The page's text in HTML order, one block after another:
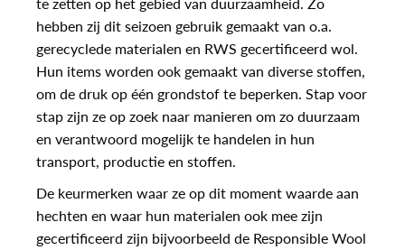
hebben zij dit seizoen gebruik gemaakt van o.a.
gerecyclede materialen en RWS gecertificeerd wol.
Hun items worden ook gemaakt van diverse stoffen,
om de druk op één grondstof te beperken. Stap voor
stap zijn ze op zoek naar manieren om zo duurzaam
en verantwoord mogelijk te handelen in hun
transport, productie en stoffen.
De keurmerken waar ze op dit moment waarde aan
hechten en waar hun materialen ook mee zijn
gecertificeerd zijn bijvoorbeeld de Responsible Wool